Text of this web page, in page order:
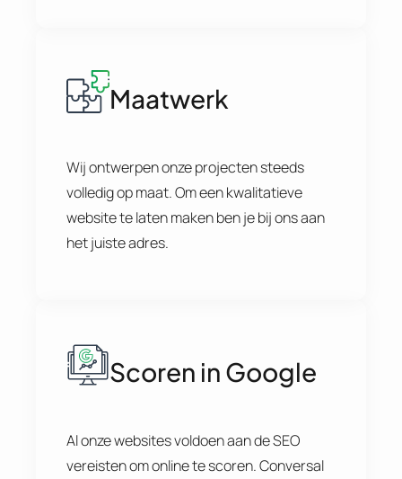
Maatwerk
Wij ontwerpen onze projecten steeds
volledig op maat. Om een kwalitatieve
website te laten maken ben je bij ons aan
het juiste adres.
Scoren in Google
Al onze websites voldoen aan de SEO
vereisten om online te scoren. Conversal